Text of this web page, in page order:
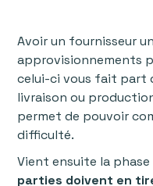
Avoir un fournisseur
approvisionnements
celui-ci vous fait part
livraison ou
permet de pouvoir
difficulté.
Vient ensuite la phase
parties doivent en